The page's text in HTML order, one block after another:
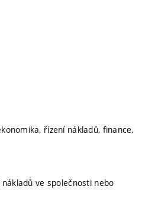
řízení nákladů, finance,
ve společnosti nebo